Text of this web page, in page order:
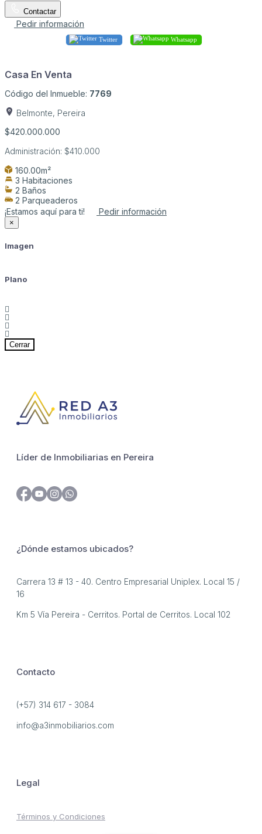
Contactar
Pedir información
Twitter Whatsapp
Casa En Venta
Código del Inmueble: 7769
Belmonte, Pereira
$420.000.000
Administración: $410.000
160.00m²
3 Habitaciones
2 Baños
2 Parqueaderos
¡Estamos aquí para ti!
Pedir información
×
Imagen
Plano
Cerrar
Líder de Inmobiliarias en Pereira
¿Dónde estamos ubicados?
Carrera 13 # 13 - 40. Centro Empresarial Uniplex. Local 15 /
16
Km 5 Vía Pereira - Cerritos. Portal de Cerritos. Local 102
Contacto
(+57) 314 617 - 3084
info@a3inmobiliarios.com
Legal
Términos y Condiciones